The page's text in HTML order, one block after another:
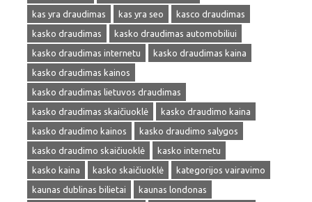
kas yra draudimas
kas yra seo
kasco draudimas
kasko draudimas
kasko draudimas automobiliui
kasko draudimas internetu
kasko draudimas kaina
kasko draudimas kainos
kasko draudimas lietuvos draudimas
kasko draudimas skaičiuoklė
kasko draudimo kaina
kasko draudimo kainos
kasko draudimo salygos
kasko draudimo skaičiuoklė
kasko internetu
kasko kaina
kasko skaičiuoklė
kategorijos vairavimo
kaunas dublinas bilietai
kaunas londonas